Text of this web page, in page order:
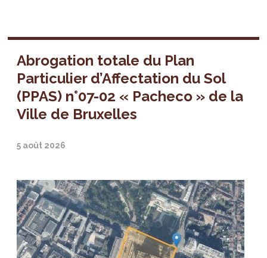
Abrogation totale du Plan
Particulier d’Affectation du Sol
(PPAS) n°07-02 « Pacheco » de la
Ville de Bruxelles
5 août 2026